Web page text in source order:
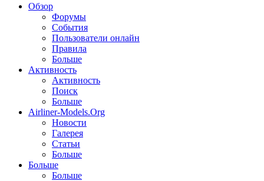
Обзор
Форумы
События
Пользователи онлайн
Правила
Больше
Активность
Активность
Поиск
Больше
Airliner-Models.Org
Новости
Галерея
Статьи
Больше
Больше
Больше